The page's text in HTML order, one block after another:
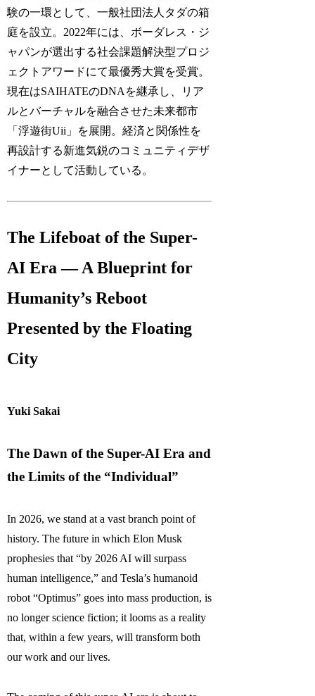
験の一環として、一般社団法人タダの箱
庭を設立。2022年には、ボーダレス・ジ
ャパンが選出する社会課題解決型プロジ
ェクトアワードにて最優秀大賞を受賞。
現在はSAIHATEのDNAを継承し、リア
ルとバーチャルを融合させた未来都市
「浮遊街Uii」を展開。経済と関係性を
再設計する新進気鋭のコミュニティデザ
イナーとして活動している。
The Lifeboat of the Super-
AI Era — A Blueprint for
Humanity’s Reboot
Presented by the Floating
City
Yuki Sakai
The Dawn of the Super-AI Era and
the Limits of the “Individual”
In 2026, we stand at a vast branch point of
history. The future in which Elon Musk
prophesies that “by 2026 AI will surpass
human intelligence,” and Tesla’s humanoid
robot “Optimus” goes into mass production, is
no longer science fiction; it looms as a reality
that, within a few years, will transform both
our work and our lives.